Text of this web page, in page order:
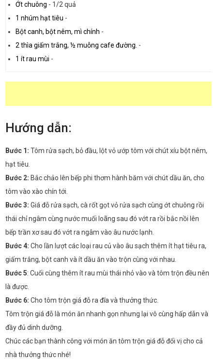
Ớt chuông - 1/2 quả
1 nhúm hạt tiêu -
Bột canh, bột nêm, mì chính -
2 thìa giấm trắng, ½ muỗng cafe đường. -
1 ít rau mùi -
Hướng dẫn:
Bước 1:Tôm rửa sạch, bỏ đầu, lột vỏ ướp tôm với chút xíu bột nêm,
hạt tiêu.
Bước 2: Bắc chảo lên bếp phi thơm hành băm với chút dầu ăn, cho
tôm vào xào chín tới.
Bước 3: Giá đỗ rửa sạch, cà rốt gọt vỏ rửa sạch cùng ớt chuông rồi
thái chỉ ngâm cùng nước muối loãng sau đó vớt ra rồi bắc nồi lên
bếp trần xơ sau đó vớt ra ngâm vào âu nước lạnh.
Bước 4:Cho lần lượt các loại rau củ vào âu sạch thêm ít hạt tiêu ra,
giấm trắng, bột canh và ít dầu ăn vào trộn cùng với nhau.
Bước 5: Cuối cùng thêm ít rau mùi thái nhỏ vào và tôm trộn đều nên
là được.
Bước 6:Cho tôm trộn giá đỗ ra đĩa và thưởng thức.
Tôm trộn giá đỗ là món ăn nhanh gọn nhưng lại vô cùng hấp dẫn và
đầy đủ dinh dưỡng.
Chúc các bạn thành công với món ăn tôm trộn giá đỗ đổi vị cho cả
nhà thưởng thức nhé!